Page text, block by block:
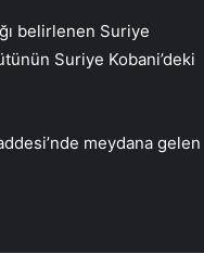
belirlenen Suriye
Suriye Kobani’deki
meydana gelen